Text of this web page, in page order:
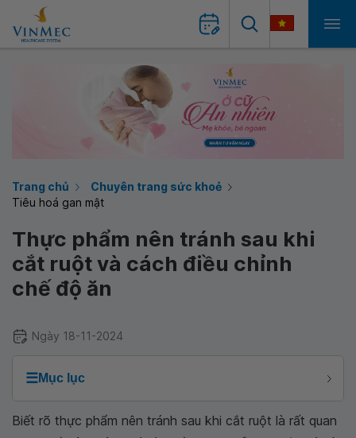
Trang chủ
Chuyên trang sức khoẻ
Tiêu hoá gan mật
Thực phẩm nên tránh sau khi
cắt ruột và cách điều chỉnh
chế độ ăn
Ngày 18-11-2024
☰Mục lục
Biết rõ thực phẩm nên tránh sau khi cắt ruột là rất quan